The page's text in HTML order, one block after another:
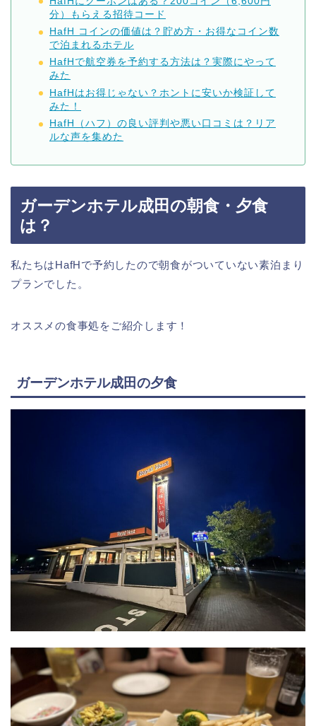
分）もらえる招待コード
HafH コインの価値は？貯め方・お得なコイン数
で泊まれるホテル
HafHで航空券を予約する方法は？実際にやって
みた
HafHはお得じゃない？ホントに安いか検証して
みた！
HafH（ハフ）の良い評判や悪い口コミは？リア
ルな声を集めた
ガーデンホテル成田の朝食・夕食
は？
私たちはHafHで予約したので朝食がついていない素泊まり
プランでした。
オススメの食事処をご紹介します！
ガーデンホテル成田の夕食